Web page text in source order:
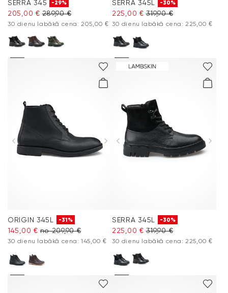
SERRA 345 -29%
205,00 € 289,90 €
30 dienu labākā cena: 205,00 €
SERRA 345L -30%
225,00 € 319,90 €
30 dienu labākā cena: 225,00 €
ORIGIN 345L -31%
145,00 € no 209,90 €
30 dienu labākā cena: 145,00 €
SERRA 345L -30%
225,00 € 319,90 €
30 dienu labākā cena: 225,00 €